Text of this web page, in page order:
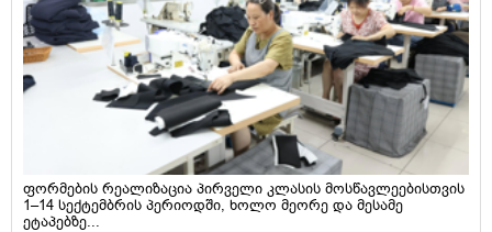
ფორმების რეალიზაცია პირველი კლასის მოსწავლეებისთვის
1–14 სექტემბრის პერიოდში, ხოლო მეორე და მესამე
ეტაპებზე...